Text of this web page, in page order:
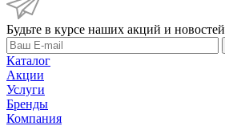
Будьте в курсе наших акций и новостей
Каталог
Акции
Услуги
Бренды
Компания